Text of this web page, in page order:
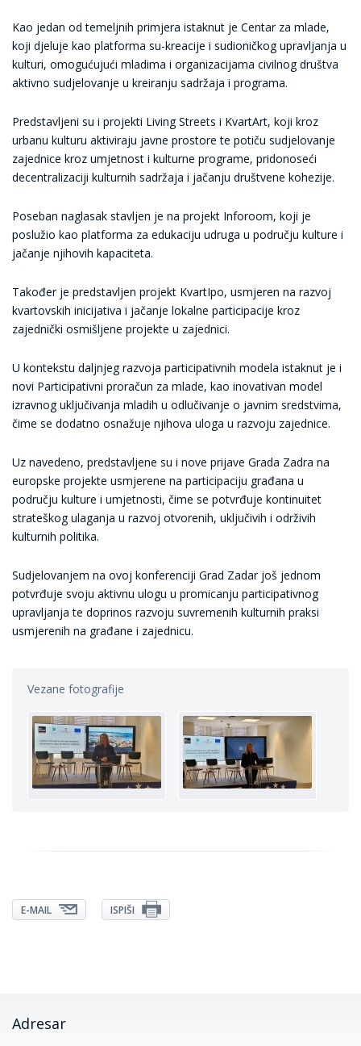
Kao jedan od temeljnih primjera istaknut je Centar za mlade,
koji djeluje kao platforma su-kreacije i sudioničkog upravljanja u
kulturi, omogućujući mladima i organizacijama civilnog društva
aktivno sudjelovanje u kreiranju sadržaja i programa.
Predstavljeni su i projekti Living Streets i KvartArt, koji kroz
urbanu kulturu aktiviraju javne prostore te potiču sudjelovanje
zajednice kroz umjetnost i kulturne programe, pridonoseći
decentralizaciji kulturnih sadržaja i jačanju društvene kohezije.
Poseban naglasak stavljen je na projekt Inforoom, koji je
poslužio kao platforma za edukaciju udruga u području kulture i
jačanje njihovih kapaciteta.
Također je predstavljen projekt KvartIpo, usmjeren na razvoj
kvartovskih inicijativa i jačanje lokalne participacije kroz
zajednički osmišljene projekte u zajednici.
U kontekstu daljnjeg razvoja participativnih modela istaknut je i
novi Participativni proračun za mlade, kao inovativan model
izravnog uključivanja mladih u odlučivanje o javnim sredstvima,
čime se dodatno osnažuje njihova uloga u razvoju zajednice.
Uz navedeno, predstavljene su i nove prijave Grada Zadra na
europske projekte usmjerene na participaciju građana u
području kulture i umjetnosti, čime se potvrđuje kontinuitet
strateškog ulaganja u razvoj otvorenih, uključivih i održivih
kulturnih politika.
Sudjelovanjem na ovoj konferenciji Grad Zadar još jednom
potvrđuje svoju aktivnu ulogu u promicanju participativnog
upravljanja te doprinos razvoju suvremenih kulturnih praksi
usmjerenih na građane i zajednicu.
Vezane fotografije
E-MAIL ISPIŠI
Adresar